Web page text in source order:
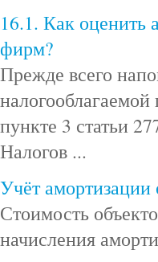
16.1. Как оценить
фирм?
Прежде всего
пункте 3 статьи
Налогов ...
Учёт амортизации
Стоимость
начисления